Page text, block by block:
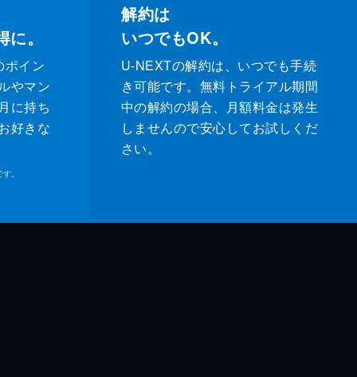
。
ポイン
やマン
に持ち
好きな
。
解約は
いつでもOK。
U-NEXTの解約は、いつでも手続
き可能です。無料トライアル期間
中の解約の場合、月額料金は発生
しませんので安心してお試しくだ
さい。